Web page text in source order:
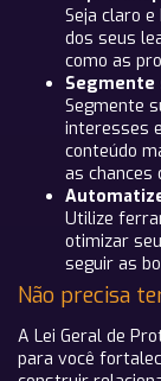
Seja claro
dos seus
como as
Segmente
Segmente
interesses
conteúdo
as chances
Utilize
otimizar
seguir as
Não precisa
A Lei Geral de
para você